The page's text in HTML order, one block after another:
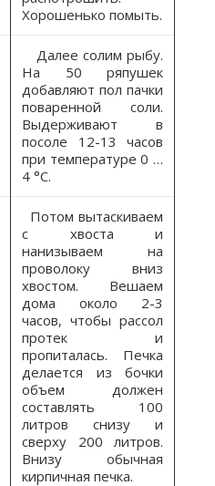
Хорошенько помыть.
Далее солим рыбу.
На 50 ряпушек
добавляют пол пачки
поваренной соли.
Выдерживают в
посоле 12-13 часов
при температуре 0 …
4 °С.
Потом вытаскиваем
с хвоста и
нанизываем на
проволоку вниз
хвостом. Вешаем
дома около 2-3
часов, чтобы рассол
протек и
пропиталась. Печка
делается из бочки
объем должен
составлять 100
литров снизу и
сверху 200 литров.
Внизу обычная
кирпичная печка.